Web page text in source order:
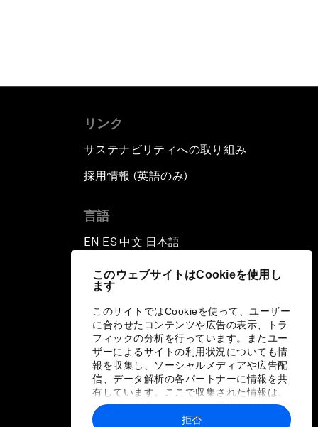
このウェブサイトはCookieを使用し
ます
このサイトではCookieを使って、ユーザー
に合わせたコンテンツや広告の表示、トラ
フィックの分析を行っています。またユー
ザーによるサイトの利用状況についても情
報を収集し、ソーシャルメディアや広告配
信、データ解析の各パートナーに情報を共
有しています。ここで収集された情報は、
ユーザーが各パートナーに提供した他の情
報や各パートナーのサービスを使用した際
拒否
リンク
サステナビリティへの取り組み
採用情報 (英語のみ)
言語
EN ▪ ES▪中文▪ 日本語